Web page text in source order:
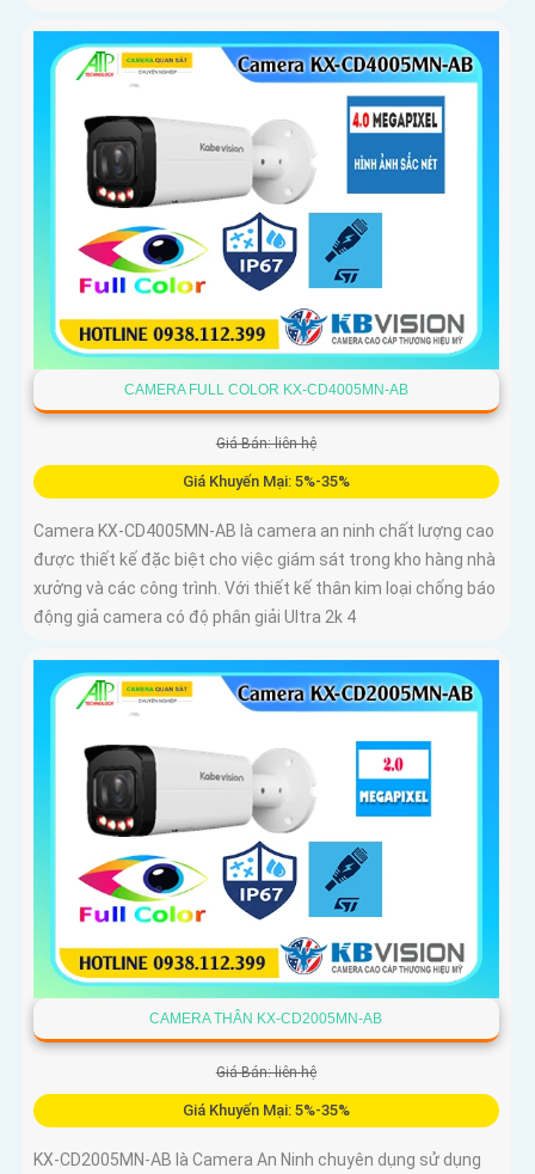
CAMERA FULL COLOR KX-CD4005MN-AB
Giá Bán: liên hệ
Giá Khuyến Mại: 5%-35%
Camera KX-CD4005MN-AB là camera an ninh chất lượng cao
được thiết kế đặc biệt cho việc giám sát trong kho hàng nhà
xưởng và các công trình. Với thiết kế thân kim loại chống báo
động giả camera có độ phân giải Ultra 2k 4
CAMERA THÂN KX-CD2005MN-AB
Giá Bán: liên hệ
Giá Khuyến Mại: 5%-35%
KX-CD2005MN-AB là Camera An Ninh chuyên dụng sử dụng